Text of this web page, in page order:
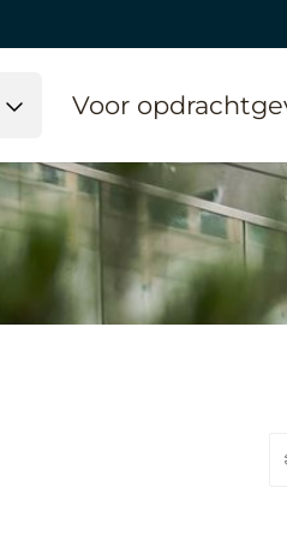
Voor